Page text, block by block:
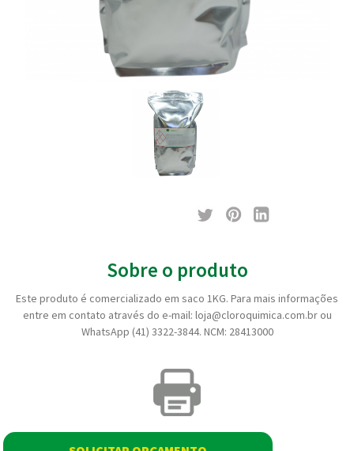
Sobre o produto
Este produto é comercializado em saco 1KG. Para mais informações
entre em contato através do e-mail: loja@cloroquimica.com.br ou
WhatsApp (41) 3322-3844. NCM: 28413000